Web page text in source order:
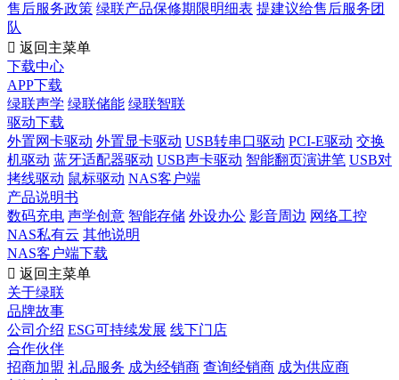
售后服务政策 绿联产品保修期限明细表 提建议给售后服务团
队
 返回主菜单
下载中心
APP下载
绿联声学 绿联储能 绿联智联
驱动下载
外置网卡驱动 外置显卡驱动 USB转串口驱动 PCI-E驱动 交换
机驱动 蓝牙适配器驱动 USB声卡驱动 智能翻页演讲笔 USB对
拷线驱动 鼠标驱动 NAS客户端
产品说明书
数码充电 声学创意 智能存储 外设办公 影音周边 网络工控
NAS私有云 其他说明
NAS客户端下载
 返回主菜单
关于绿联
品牌故事
公司介绍 ESG可持续发展 线下门店
合作伙伴
招商加盟 礼品服务 成为经销商 查询经销商 成为供应商